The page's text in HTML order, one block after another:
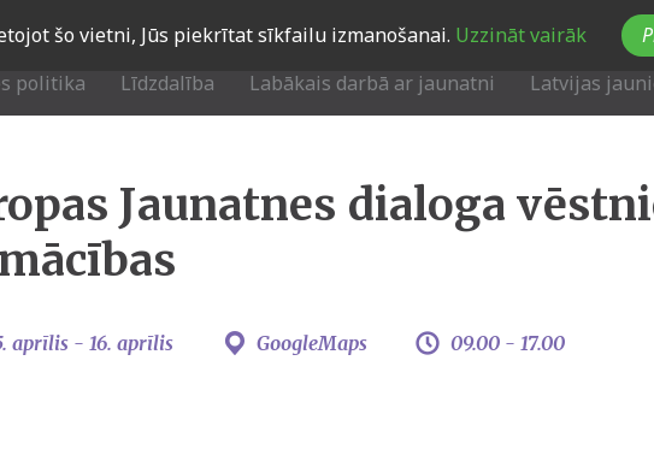
šo vietni, Jūs piekrītat sīkfailu izmanošanai. Uzzināt vairāk
politika Līdzdalība Labākais darbā ar jaunatni Latvijas
Jaunatnes dialoga
GoogleMaps
aprīlis - 16. aprīlis 09.00 - 17.00